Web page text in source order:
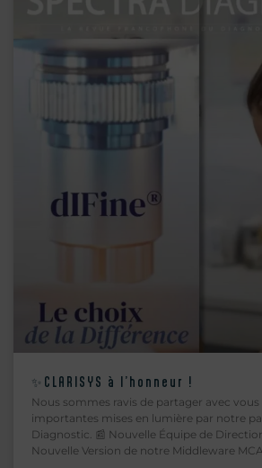
✨CLARISYS à l’honneur !
Nous sommes ravis de partager avec
importantes mises en lumière par notre
Diagnostic. 📰 Nouvelle Équipe de
Nouvelle Version de notre Middleware MCA